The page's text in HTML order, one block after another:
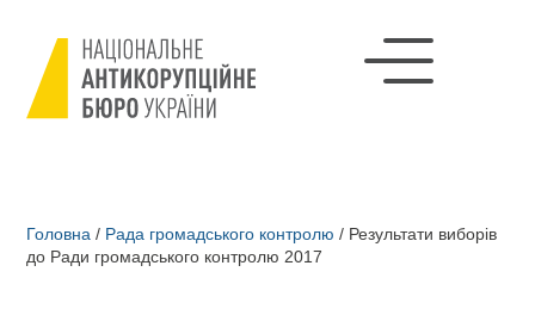
Головна / Рада громадського контролю / Результати виборів
до Ради громадського контролю 2017